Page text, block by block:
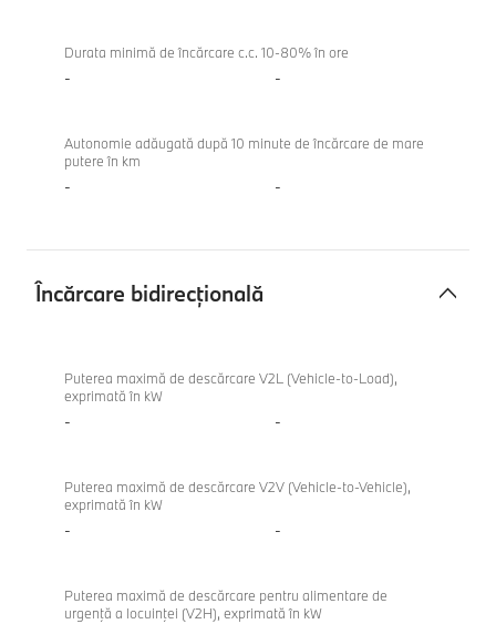
Durata minimă de încărcare c.c. 10-80% în ore
- -
Autonomie adăugată după 10 minute de încărcare de mare
putere în km
- -
Încărcare bidirecțională
bidirecțională
X3
M50
xDrive
Puterea maximă de descărcare V2L (Vehicle-to-Load),
exprimată în kW
- -
Puterea maximă de descărcare V2V (Vehicle-to-Vehicle),
exprimată în kW
- -
Puterea maximă de descărcare pentru alimentare de
urgenţă a locuinţei (V2H), exprimată în kW